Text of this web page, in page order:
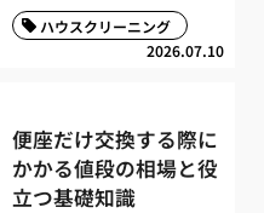
2026.07.10
ハウスクリーニング
便座だけ交換する際に
かかる値段の相場と役
立つ基礎知識